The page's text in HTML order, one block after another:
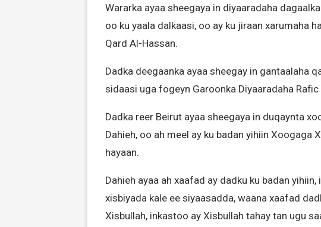
Wararka ayaa sheegaya in diyaaradaha
oo ku yaala dalkaasi, oo ay ku jiraan xarumaha
Qard Al-Hassan.
Dadka deegaanka ayaa sheegay in gantaalaha
sidaasi uga fogeyn Garoonka Diyaaradaha
Dadka reer Beirut ayaa sheegaya in duqaynta
Dahieh, oo ah meel ay ku badan yihiin Xoogaga
hayaan.
Dahieh ayaa ah xaafad ay dadku ku badan
xisbiyada kale ee siyaasadda, waana xaafad
Xisbullah, inkastoo ay Xisbullah tahay tan ugu